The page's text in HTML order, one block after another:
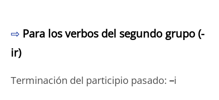
⇨ Para los verbos del segundo grupo (-
ir)
Terminación del participio pasado:–i